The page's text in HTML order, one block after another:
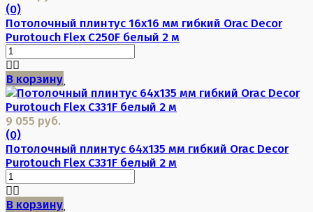
(0)
Потолочный плинтус 16х16 мм гибкий Orac Decor
Purotouch Flex C250F белый 2 м
В корзину
9 055 руб.
(0)
Потолочный плинтус 64х135 мм гибкий Orac Decor
Purotouch Flex C331F белый 2 м
В корзину